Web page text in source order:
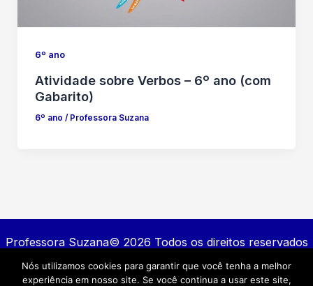
6º ano
Atividade sobre Verbos – 6º ano (com
Gabarito)
6º ano / Professora Suzana
Professora Suzana© 2026 Todos os direitos reservados
Contato
Nós utilizamos cookies para garantir que você tenha a melhor
experiência em nosso site. Se você continua a usar este site,